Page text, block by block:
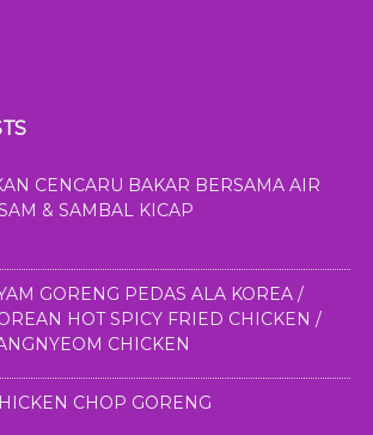
CENCARU BAKAR BERSAMA AIR
& SAMBAL KICAP
GORENG PEDAS ALA KOREA /
HOT SPICY FRIED CHICKEN /
CHICKEN
CHOP GORENG